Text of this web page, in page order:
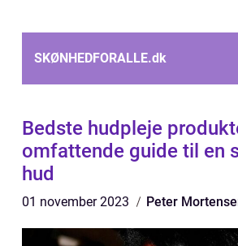
SKØNHEDFORALLE.dk
Bedste hudpleje
omfattende guide til en
hud
01 november 2023 Peter